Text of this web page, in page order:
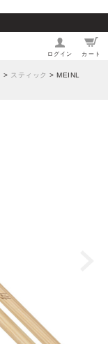
ログイン カート
> スティック > MEINL